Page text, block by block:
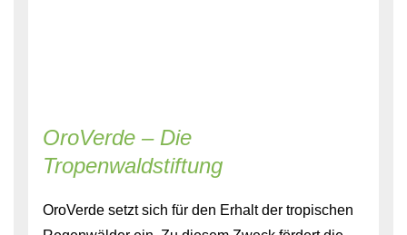
OroVerde – Die
Tropenwaldstiftung
OroVerde setzt sich für den Erhalt der tropischen